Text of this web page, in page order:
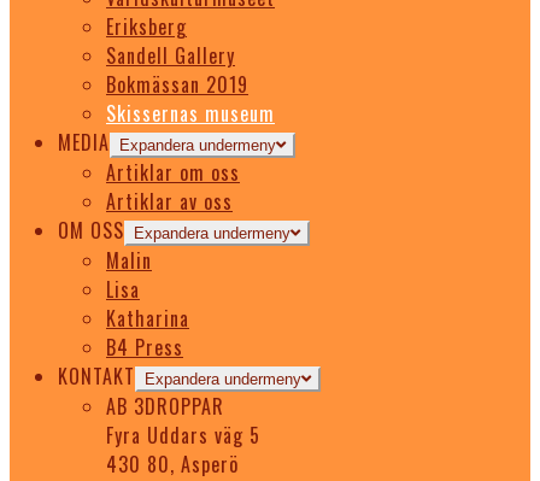
Eriksberg
Sandell Gallery
Bokmässan 2019
Skissernas museum
MEDIA
Expandera undermeny
Artiklar om oss
Artiklar av oss
OM OSS
Expandera undermeny
Malin
Lisa
Katharina
B4 Press
KONTAKT
Expandera undermeny
AB 3DROPPAR
Fyra Uddars väg 5
430 80, Asperö